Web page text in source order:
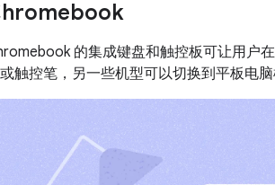
的集成键盘和触控板可让用户
触控笔，另一些机型可以切换到平板电